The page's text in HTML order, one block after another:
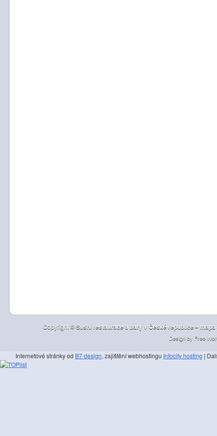
Copyright ©Sushi restaurace a bary v České republice – mapa
Design by Free
Internetové stránky od B7 design, zajištění webhostingu Infocity hosting |